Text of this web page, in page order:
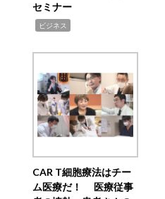
セミナー
ビジネス
CAR T細胞療法はチー
ム医療だ！ 医療従事